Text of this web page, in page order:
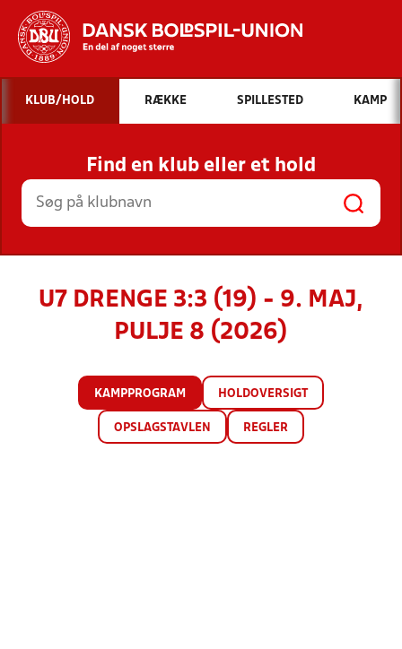
Hvad vil du søge efter?
INDHOLD OG NYHEDER
STILLINGER, RESULTATER, KLUBBER OG
HOLD
KLUB/HOLD RÆKKE SPILLESTED KAMP
Find en klub eller et hold
U7 DRENGE 3:3 (19) - 9. MAJ,
PULJE 8 (2026)
KAMPPROGRAM HOLDOVERSIGT
OPSLAGSTAVLEN REGLER